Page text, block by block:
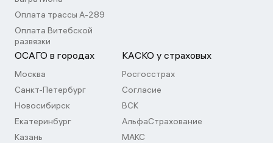
Оплата трассы А-289
Оплата Витебской
развязки
ОСАГО в городах
Москва
Санкт-Петербург
Новосибирск
Екатеринбург
Казань
КАСКО у страховых
Росгосстрах
Согласие
ВСК
АльфаСтрахование
МАКС